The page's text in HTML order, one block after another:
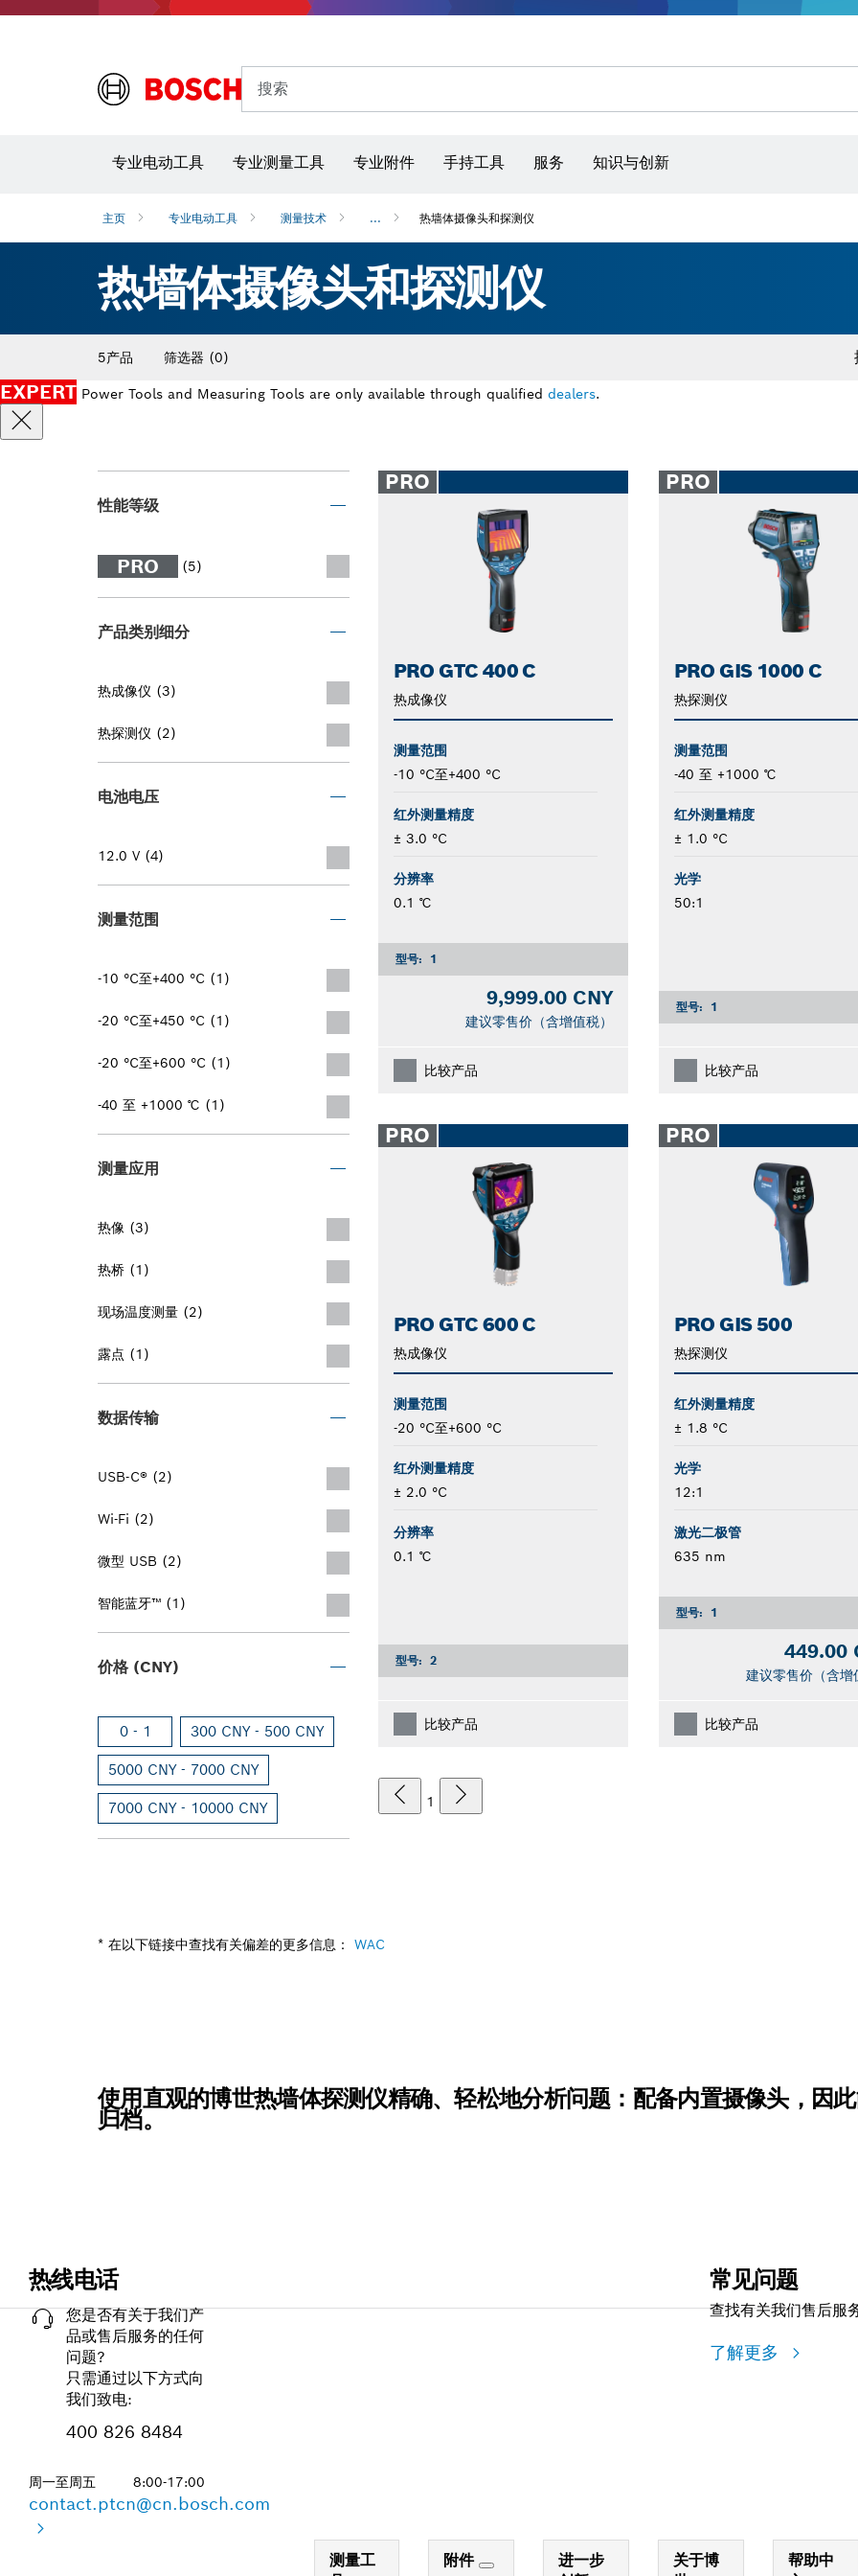
搜索
专业电动工具 专业测量工具 专业附件 手持工具 服务 知识与创新
主页 专业电动工具 测量技术 ... 热墙体摄像头和探测仪
热墙体摄像头和探测仪
5产品 筛选器 (0)
EXPERT Power Tools and Measuring Tools are only available through qualified dealers.
性能等级
PRO (5)
产品类别细分
热成像仪 (3)
热探测仪 (2)
电池电压
12.0 V (4)
测量范围
-10 °C至+400 °C (1)
-20 °C至+450 °C (1)
-20 °C至+600 °C (1)
-40 至 +1000 ℃ (1)
测量应用
热像 (3)
热桥 (1)
现场温度测量 (2)
露点 (1)
数据传输
USB-C® (2)
Wi-Fi (2)
微型 USB (2)
智能蓝牙™ (1)
价格 (CNY)
0 - 1 300 CNY - 500 CNY
5000 CNY - 7000 CNY
7000 CNY - 10000 CNY
PRO
PRO GTC 400 C
热成像仪
测量范围
-10 °C至+400 °C
红外测量精度
± 3.0 °C
分辨率
0.1 ℃
型号: 1
9,999.00 CNY
建议零售价（含增值税）
比较产品
PRO
PRO GIS 1000 C
热探测仪
测量范围
-40 至 +1000 ℃
红外测量精度
± 1.0 °C
光学
50:1
型号: 1
比较产品
PRO
PRO GTC 600 C
热成像仪
测量范围
-20 °C至+600 °C
红外测量精度
± 2.0 °C
分辨率
0.1 ℃
型号: 2
比较产品
PRO
PRO GIS 500
热探测仪
红外测量精度
± 1.8 °C
光学
12:1
激光二极管
635 nm
型号: 1
449.00
建议零售价（含增
比较产品
1
* 在以下链接中查找有关偏差的更多信息： WAC
使用直观的博世热墙体探测仪精确、轻松地分析问题：配备内置摄像头，因
归档。
热线电话
您是否有关于我们产
品或售后服务的任何
问题?
只需通过以下方式向
我们致电:
400 826 8484
周一至周五 8:00-17:00
contact.ptcn@cn.bosch.com
常见问题
查找有关我们售后服
了解更多
测量工
附件
进一步
关于博
帮助中